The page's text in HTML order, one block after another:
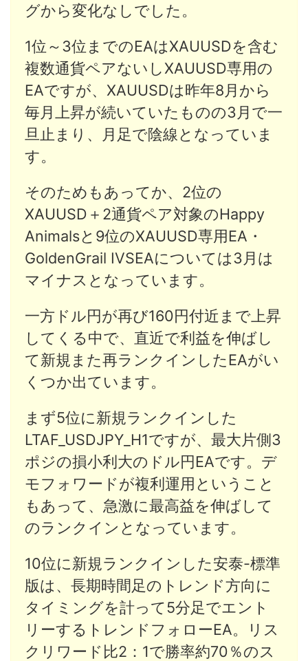
グから変化なしでした。
1位～3位までのEAはXAUUSDを含む
複数通貨ペアないしXAUUSD専用の
EAですが、XAUUSDは昨年8月から
毎月上昇が続いていたものの3月で一
旦止まり、月足で陰線となっていま
す。
そのためもあってか、2位の
XAUUSD＋2通貨ペア対象のHappy
Animalsと9位のXAUUSD専用EA・
GoldenGrail IVSEAについては3月は
マイナスとなっています。
一方ドル円が再び160円付近まで上昇
してくる中で、直近で利益を伸ばし
て新規また再ランクインしたEAがい
くつか出ています。
まず5位に新規ランクインした
LTAF_USDJPY_H1ですが、最大片側3
ポジの損小利大のドル円EAです。デ
モフォワードが複利運用ということ
もあって、急激に最高益を伸ばして
のランクインとなっています。
10位に新規ランクインした安泰-標準
版は、長期時間足のトレンド方向に
タイミングを計って5分足でエント
リーするトレンドフォローEA。リス
クリワード比2：1で勝率約70％のス